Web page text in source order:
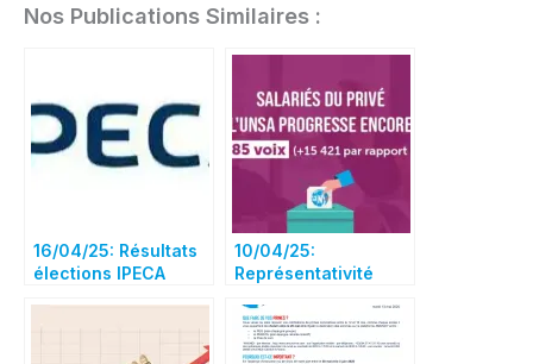
Nos Publications Similaires :
16/04/25: Résultats
élections IPECA
10/04/25:
Représentativité
6,45 %,
inexorablement,